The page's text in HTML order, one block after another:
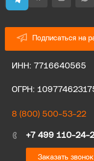
Подписаться на
ИНН: 7716640565
ОГРН:
8 (800) 500-53-22
+7 499 110-24-
Заказать звонок